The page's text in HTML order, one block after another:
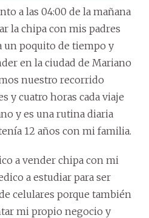
a las 04:00 de la mañana
la chipa con mis padres
un poquito de tiempo y
en la ciudad de Mariano
nuestro recorrido
y cuatro horas cada viaje
y es una rutina diaria
12 años con mi familia.
a vender chipa con mi
a estudiar para ser
celulares porque también
mi propio negocio y